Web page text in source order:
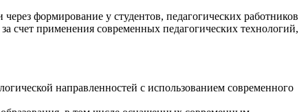
формирование у студентов, педагогических работников
счет применения современных педагогических технологий,
направленностей с использованием современного